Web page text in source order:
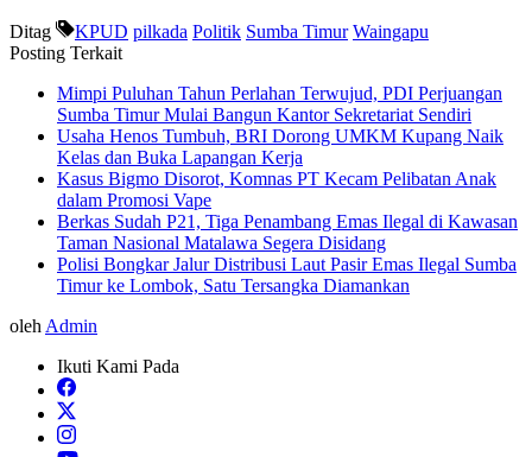
Ditag KPUD pilkada Politik Sumba Timur Waingapu
Posting Terkait
Mimpi Puluhan Tahun Perlahan Terwujud, PDI Perjuangan
Sumba Timur Mulai Bangun Kantor Sekretariat Sendiri
Usaha Henos Tumbuh, BRI Dorong UMKM Kupang Naik
Kelas dan Buka Lapangan Kerja
Kasus Bigmo Disorot, Komnas PT Kecam Pelibatan Anak
dalam Promosi Vape
Berkas Sudah P21, Tiga Penambang Emas Ilegal di Kawasan
Taman Nasional Matalawa Segera Disidang
Polisi Bongkar Jalur Distribusi Laut Pasir Emas Ilegal Sumba
Timur ke Lombok, Satu Tersangka Diamankan
oleh Admin
Ikuti Kami Pada